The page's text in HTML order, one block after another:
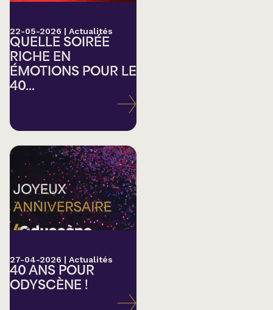
22-05-2026 | Actualités
QUELLE SOIRÉE
RICHE EN
ÉMOTIONS POUR LE
40...
27-04-2026 | Actualités
40 ANS POUR
ODYSCÈNE !